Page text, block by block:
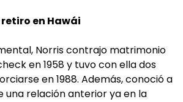
en Hawái
Norris contrajo matrimonio
en 1958 y tuvo con ella dos
en 1988. Además, conoció a
una relación anterior ya en la